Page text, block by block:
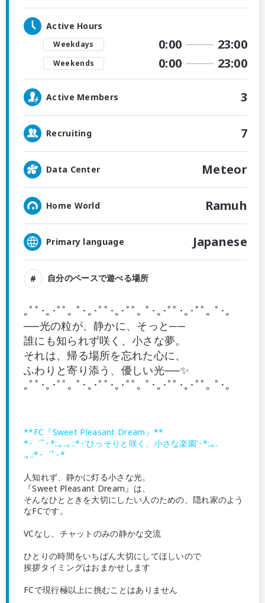
Active Hours
Weekdays 0:00 23:00
Weekends 0:00 23:00
Active Members 3
Recruiting 7
Data Center Meteor
Home World Ramuh
Primary language Japanese
自分のペースで遊べる場所
｡ﾟﾟ･｡･ﾟﾟ｡ ﾟ･｡･ﾟﾟ･｡･ﾟﾟ｡ ﾟ･｡･ﾟﾟ･｡･ﾟﾟ｡ ﾟ･｡
──光の粒が、静かに、そっと──
誰にも知られず咲く、小さな夢。
それは、帰る場所を忘れた心に、
ふわりと寄り添う、優しい光──✨
｡ﾟﾟ･｡･ﾟﾟ｡ ﾟ･｡･ﾟﾟ･｡･ﾟﾟ｡ ﾟ･｡･ﾟﾟ･｡･ﾟﾟ｡ ﾟ･｡
**FC『Sweet Pleasant Dream』**
*･゜ﾟ･*:.｡..｡.:*･'ひっそりと咲く、小さな楽園'･*:.｡.
.｡.:*･゜ﾟ･*
人知れず、静かに灯る小さな光。
『Sweet Pleasant Dream』は、
そんなひとときを大切にしたい人のための、隠れ家のよう
なFCです。
VCなし、チャットのみの静かな交流
ひとりの時間をいちばん大切にしてほしいので
挨拶タイミングはおまかせします
FCで現行極以上に挑むことはありません